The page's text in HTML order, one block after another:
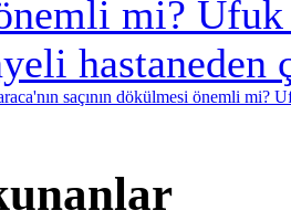
saçının dökülmesi önemli mi?